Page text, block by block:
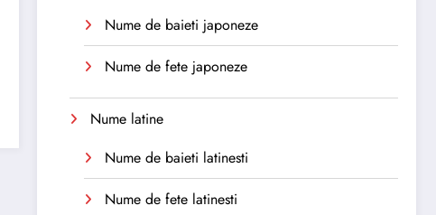
Nume de baieti japoneze
Nume de fete japoneze
Nume latine
Nume de baieti latinesti
Nume de fete latinesti